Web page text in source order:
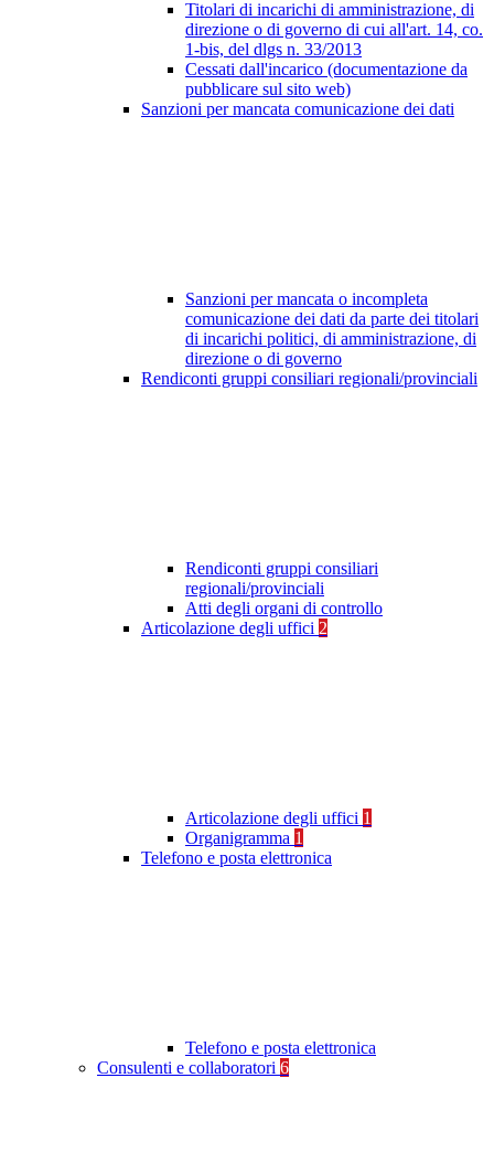
Titolari di incarichi di amministrazione, di
direzione o di governo di cui all'art. 14, co.
1-bis, del dlgs n. 33/2013
Cessati dall'incarico (documentazione da
pubblicare sul sito web)
Sanzioni per mancata comunicazione dei dati
Sanzioni per mancata o incompleta
comunicazione dei dati da parte dei titolari
di incarichi politici, di amministrazione, di
direzione o di governo
Rendiconti gruppi consiliari regionali/provinciali
Rendiconti gruppi consiliari
regionali/provinciali
Atti degli organi di controllo
Articolazione degli uffici 2
Articolazione degli uffici 1
Organigramma 1
Telefono e posta elettronica
Telefono e posta elettronica
Consulenti e collaboratori 6